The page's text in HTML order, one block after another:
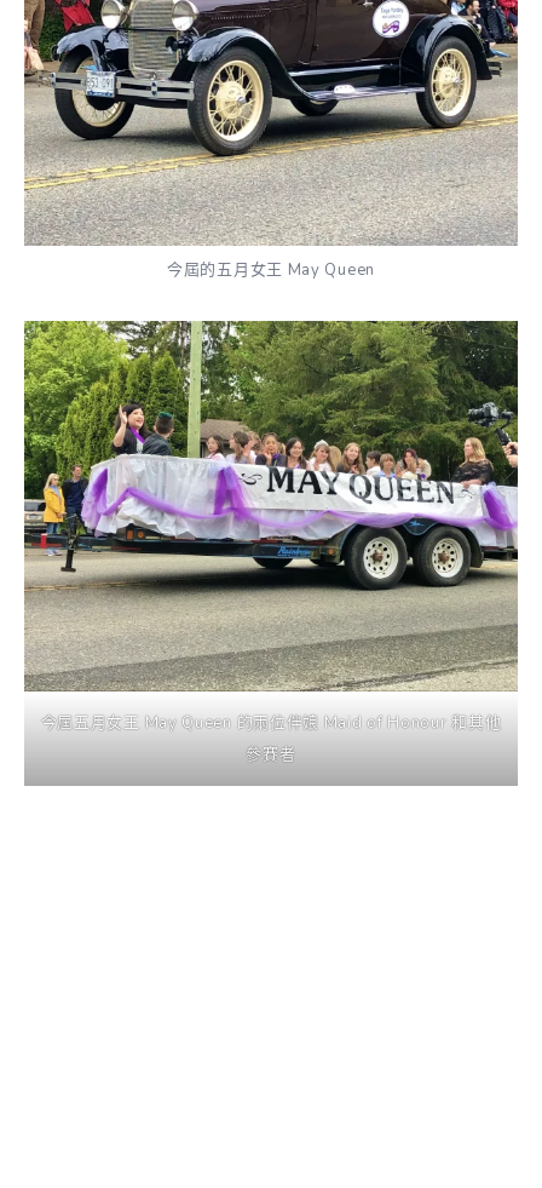
今屆的五月女王 May Queen
今屆五月女王 May Queen 的兩位伴娘 Maid of Honour 和其他
參賽者